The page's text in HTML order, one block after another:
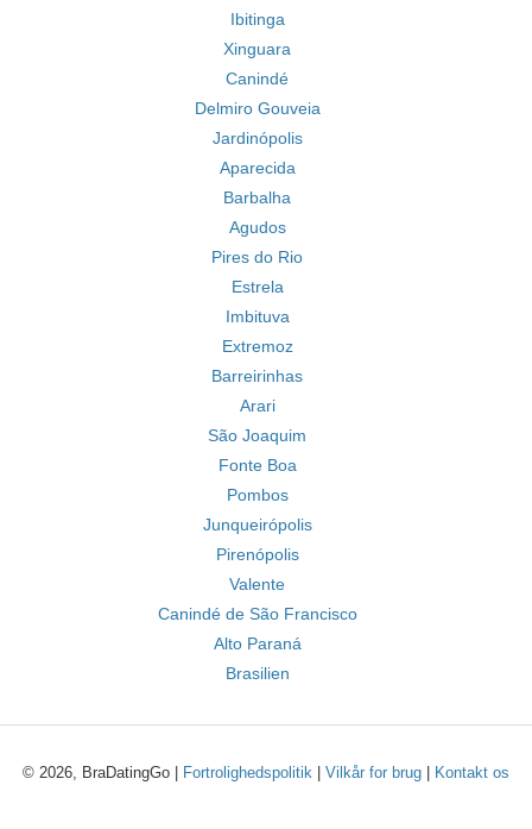
Ibitinga
Xinguara
Canindé
Delmiro Gouveia
Jardinópolis
Aparecida
Barbalha
Agudos
Pires do Rio
Estrela
Imbituva
Extremoz
Barreirinhas
Arari
São Joaquim
Fonte Boa
Pombos
Junqueirópolis
Pirenópolis
Valente
Canindé de São Francisco
Alto Paraná
Brasilien
© 2026, BraDatingGo | Fortrolighedspolitik Vilkår for brug Kontakt os